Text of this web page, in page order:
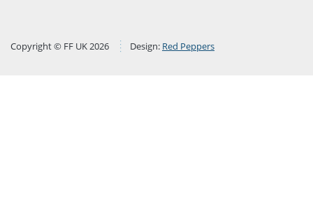
Copyright © FF UK 2026 Design: Red Peppers